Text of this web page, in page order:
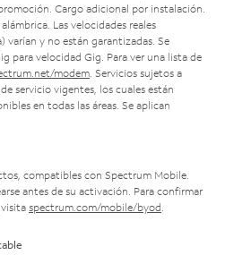
Cargo adicional por instalación.
Las velocidades reales
y no están garantizadas. Se
para velocidad Gig. Para ver una lista de
modem . Servicios sujetos a
servicio vigentes, los cuales están
en todas las áreas. Se aplican
compatibles con Spectrum Mobile.
antes de su activación. Para confirmar
spectrum.com/mobile/byod